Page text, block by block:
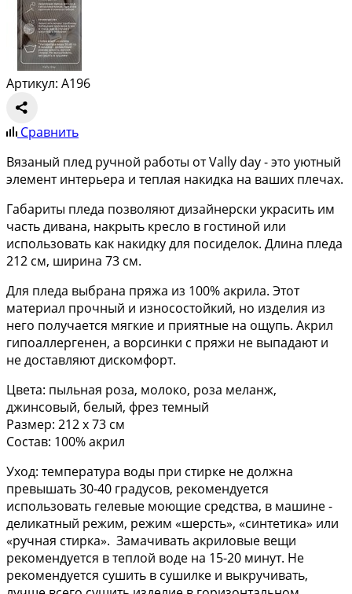
Артикул: A196
Сравнить
Вязаный плед ручной работы от Vally day - это уютный
элемент интерьера и теплая накидка на ваших плечах.
Габариты пледа позволяют дизайнерски украсить им
часть дивана, накрыть кресло в гостиной или
использовать как накидку для посиделок. Длина пледа
212 см, ширина 73 см.
Для пледа выбрана пряжа из 100% акрила. Этот
материал прочный и износостойкий, но изделия из
него получается мягкие и приятные на ощупь. Акрил
гипоаллергенен, а ворсинки с пряжи не выпадают и
не доставляют дискомфорт.
Цвета: пыльная роза, молоко, роза меланж,
джинсовый, белый, фрез темный
Размер: 212 х 73 см
Состав: 100% акрил
Уход: температура воды при стирке не должна
превышать 30-40 градусов, рекомендуется
использовать гелевые моющие средства, в машине -
деликатный режим, режим «шерсть», «синтетика» или
«ручная стирка». Замачивать акриловые вещи
рекомендуется в теплой воде на 15-20 минут. Не
рекомендуется сушить в сушилке и выкручивать,